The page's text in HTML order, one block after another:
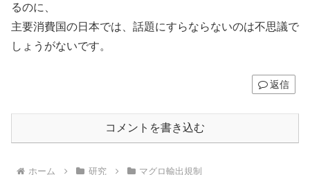
るのに、
主要消費国の日本では、話題にすらならないのは不思議で
しょうがないです。
返信
コメントを書き込む
ホーム 研究 マグロ輸出規制